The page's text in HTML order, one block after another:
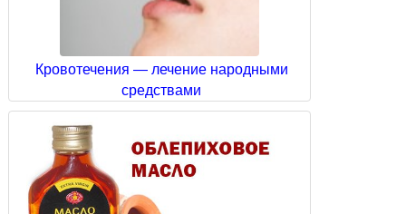
Кровотечения — лечение народными
средствами